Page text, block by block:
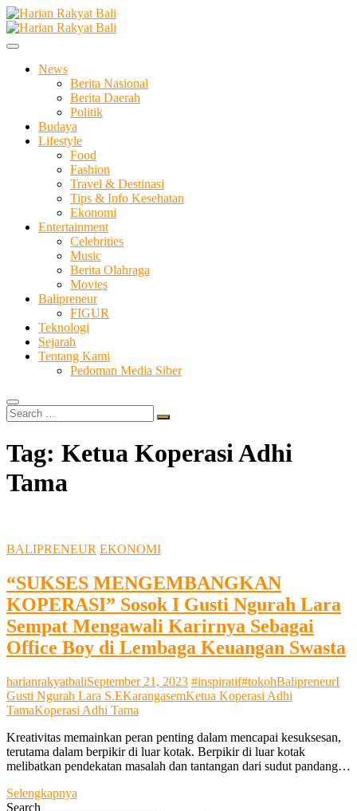
Skip
to
content
Harian Rakyat Bali
Membangun Semangat Kehidupan dan Berbangsa
News
Berita Nasional
Berita Daerah
Politik
Budaya
Lifestyle
Food
Fashion
Travel & Destinasi
Tips & Info Kesehatan
Ekonomi
Entertainment
Celebrities
Music
Berita Olahraga
Movies
Balipreneur
FIGUR
Teknologi
Sejarah
Tentang Kami
Pedoman Media Siber
Search
…
Tag: Ketua Koperasi Adhi
Tama
BALIPRENEUR EKONOMI
“SUKSES MENGEMBANGKAN
KOPERASI” Sosok I Gusti Ngurah Lara
Sempat Mengawali Karirnya Sebagai
Office Boy di Lembaga Keuangan Swasta
harianrakyatbaliSeptember 21, 2023 #inspiratif#tokohBalipreneurI
Gusti Ngurah Lara S.EKarangasemKetua Koperasi Adhi
TamaKoperasi Adhi Tama
Kreativitas memainkan peran penting dalam mencapai kesuksesan,
terutama dalam berpikir di luar kotak. Berpikir di luar kotak
melibatkan pendekatan masalah dan tantangan dari sudut pandang…
Selengkapnya
Search